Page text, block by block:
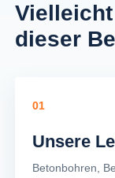
dieser
01
Unsere
Betonbohren,